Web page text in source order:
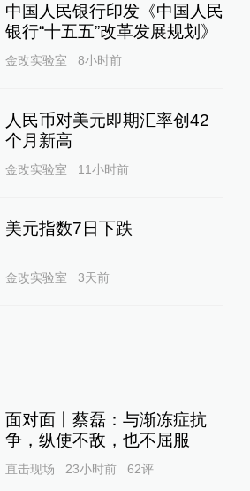
中国人民银行印发《中国人民
银行“十五五”改革发展规划》
金改实验室 8小时前
人民币对美元即期汇率创42
个月新高
金改实验室 11小时前
美元指数7日下跌
金改实验室 3天前
面对面丨蔡磊：与渐冻症抗
争，纵使不敌，也不屈服
直击现场 23小时前 62评